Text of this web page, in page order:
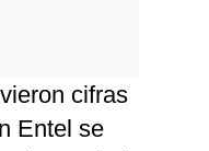
cifras
Entel se